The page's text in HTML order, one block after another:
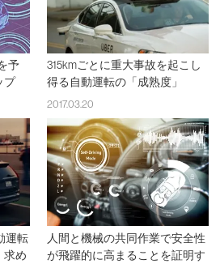
予
プ
315kmごとに重大事故を起こし
得る自動運転の「成熟度」
2017.03.20
運転
求め
人間と機械の共同作業で安全性
が飛躍的に高まることを証明す